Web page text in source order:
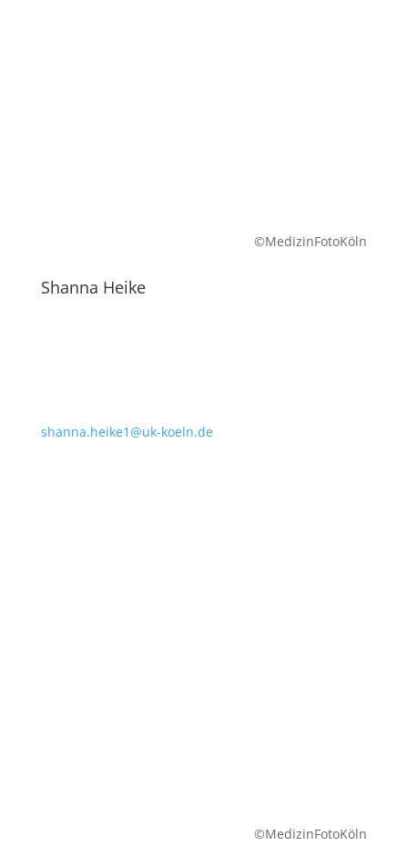
©MedizinFotoKöln
Shanna Heike
shanna.heike1@uk-koeln.de
©MedizinFotoKöln